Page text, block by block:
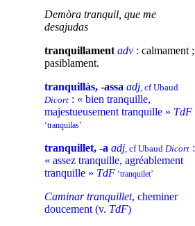
Demòra tranquil, que me
desajudas
tranquillament adv : calmament ;
pasiblament.
tranquillàs, -assa adj, cf Ubaud
Dicort : « bien tranquille,
majestueusement tranquille » TdF
‘tranquilas’
tranquillet, -a adj, cf Ubaud Dicort :
« assez tranquille, agréablement
tranquille » TdF ‘tranquilet’
Caminar tranquillet, cheminer
doucement (v. TdF)